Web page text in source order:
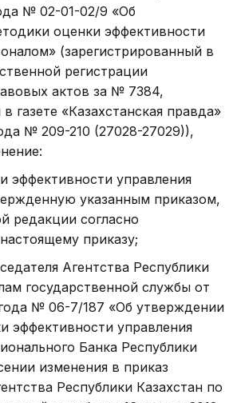
№ 02-01-02/9 «Об
оценки эффективности
(зарегистрированный в
регистрации
актов за № 7384,
газете «Казахстанская правда»
№ 209-210 (27028-27029)),
эффективности управления
указанным приказом,
редакции согласно
приказу;
Агентства Республики
государственной службы от
№ 06-7/187 «Об утверждении
эффективности управления
Банка Республики
изменения в приказ
Республики Казахстан по